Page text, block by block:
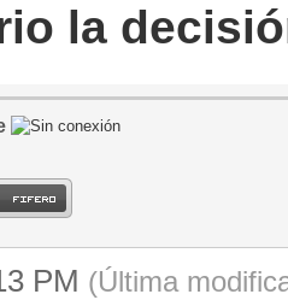
la
PM (Última